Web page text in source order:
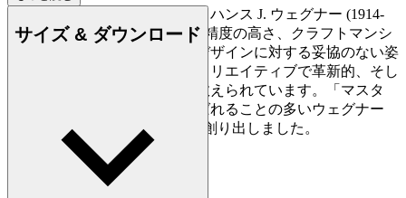
デンマークの家具デザイナー、ハンス J. ウェグナー (1914-
2007) は、家具づくりにおける精度の高さ、クラフトマンシ
ップに対する優れた洞察力、デザインに対する妥協のない姿
勢で知られており、史上最もクリエイティブで革新的、そし
て多作なデザイナーの一人に数えられています。「マスタ
ー・オブ・ザ・チェア」と呼ばれることの多いウェグナー
は、生涯で約500点もの椅子を創り出しました。
詳しく見る Hans J. Wegner
サイズ & ダウンロード